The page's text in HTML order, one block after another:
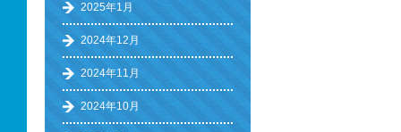
2025年1月
2024年12月
2024年11月
2024年10月